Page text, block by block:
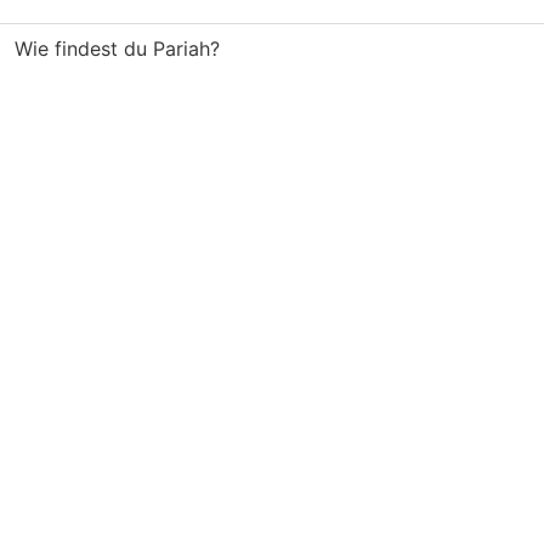
Wie findest du Pariah?